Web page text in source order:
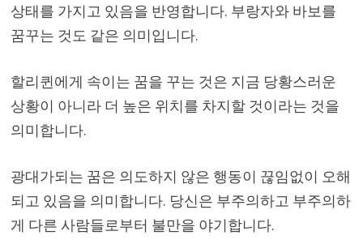
상태를 가지고 있음을 반영합니다. 부랑자와 바보를
꿈꾸는 것도 같은 의미입니다.
할리퀸에게 속이는 꿈을 꾸는 것은 지금 당황스러운
상황이 아니라 더 높은 위치를 차지할 것이라는 것을
의미합니다.
광대가되는 꿈은 의도하지 않은 행동이 끊임없이 오해
되고 있음을 의미합니다. 당신은 부주의하고 부주의하
게 다른 사람들로부터 불만을 야기합니다.